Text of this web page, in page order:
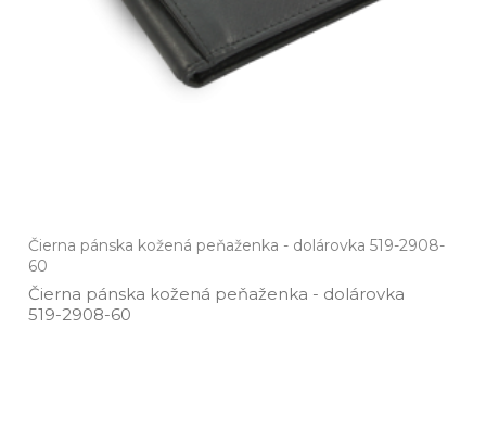
Čierna pánska kožená peňaženka - dolárovka 519-2908-
60
Čierna pánska kožená peňaženka ­- dolárovka
519­-2908­-60